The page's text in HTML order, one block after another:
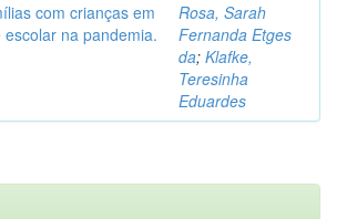
com crianças em
escolar na pandemia.
Rosa, Sarah
Fernanda Etges
da; Klafke,
Teresinha
Eduardes